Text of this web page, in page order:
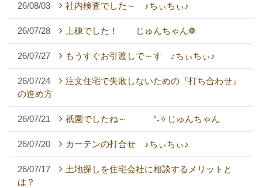
26/08/03 社内検査でした～ ♪ちぃちぃ♪
26/07/28 上棟でした！ じゅんちゃん❁
26/07/27 もうすぐお引渡しで～す ♪ちぃちぃ♪
26/07/24
注文住宅で失敗しないための『打ち合わせ』
の進め方
26/07/21 祇園でしたね～ °˖✧じゅんちゃん
26/07/20 カーテンの打合せ ♪ちぃちぃ♪
26/07/17
土地探しを住宅会社に相談するメリットと
は？